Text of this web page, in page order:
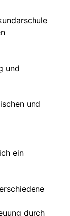
und
und
ein
durch